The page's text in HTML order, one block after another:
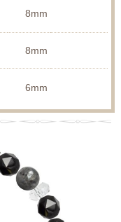
8mm
8mm
6mm